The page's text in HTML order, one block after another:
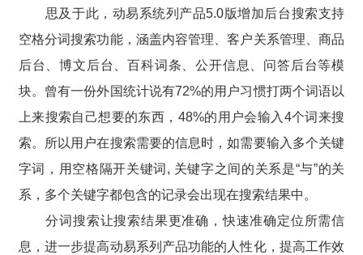
思及于此，动易系统列产品5.0版增加后台搜索支持
空格分词搜索功能，涵盖内容管理、客户关系管理、商品
后台、博文后台、百科词条、公开信息、问答后台等模
块。曾有一份外国统计说有72%的用户习惯打两个词语以
上来搜索自己想要的东西，48%的用户会输入4个词来搜
索。所以用户在搜索需要的信息时，如需要输入多个关键
字词，用空格隔开关键词, 关键字之间的关系是“与”的关
系，多个关键字都包含的记录会出现在搜索结果中。
分词搜索让搜索结果更准确，快速准确定位所需信
息，进一步提高动易系列产品功能的人性化，提高工作效